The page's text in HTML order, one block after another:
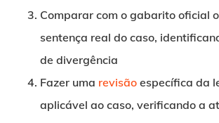
Comparar com o gabarito oficial
sentença real do caso,
de divergência
Fazer uma revisãoespecífica da
aplicável ao caso, verificando a